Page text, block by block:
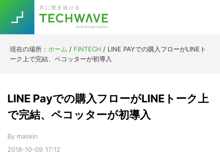
primary
navigation
main
content
primary
sidebar
footer
共に突き抜ける
現在の場所： ホーム / FINTECH / LINE PAYでの購入フローがLINEト
ーク上で完結、ペコッターが初導入
2018-10-09 17:12
LINE Payでの購入フローがLINEトーク上
で完結、ペコッターが初導入
By maskin
TOPICS
RE:LIFE
[Startup]
Trend 今話題の注目キーワード
5G Asana テレワーク